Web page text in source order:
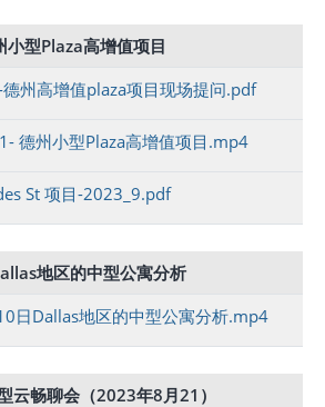
型Plaza高增值项目
州高增值plaza项目现场提问.pdf
德州小型Plaza高增值项目.mp4
St 项目-2023_9.pdf
地区的中型公寓分析
日Dallas地区的中型公寓分析.mp4
云畅聊会（2023年8月21）